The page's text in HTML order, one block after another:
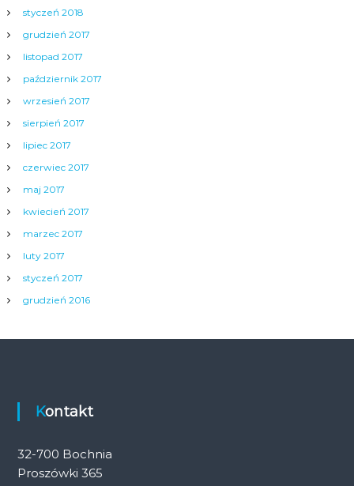
styczeń 2018
grudzień 2017
listopad 2017
październik 2017
wrzesień 2017
sierpień 2017
lipiec 2017
czerwiec 2017
maj 2017
kwiecień 2017
marzec 2017
luty 2017
styczeń 2017
grudzień 2016
Kontakt
32-700 Bochnia
Proszówki 365